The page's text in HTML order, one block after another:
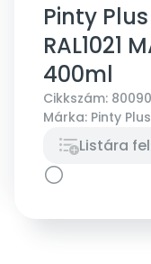
Pinty
RAL1021
400ml
Cikkszám: 80090
Márka: Pinty Plus
Listára